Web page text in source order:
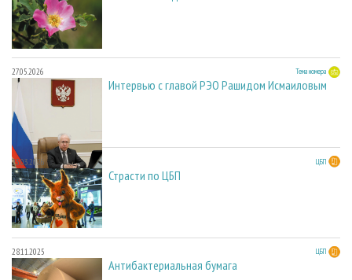
27.05.2026 Тема номера
Интервью с главой РЭО Рашидом Исмаиловым
23.03.2026 ЦБП
Страсти по ЦБП
28.11.2025 ЦБП
Антибактериальная бумага